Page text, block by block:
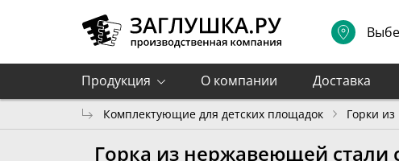
Продукция О компании Доставка
Комплектующие для детских площадок Горки
Горка из нержавеющей